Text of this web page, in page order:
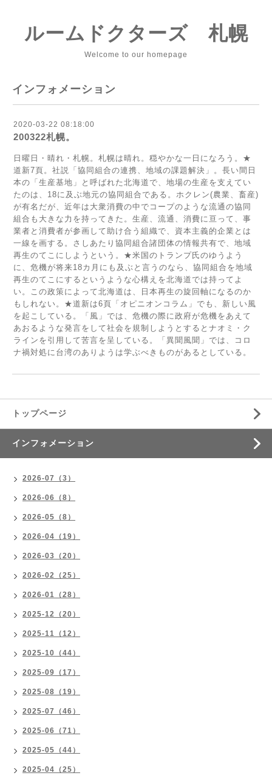
ルームドクターズ 札幌
Welcome to our homepage
インフォメーション
2020-03-22 08:18:00
200322札幌。
日曜日・晴れ・札幌。札幌は晴れ。穏やかな一日になろう。★
道新7頁。社説「協同組合の連携、地域の課題解決」。長い間日
本の「生産基地」と呼ばれた北海道で、地場の生産を支えてい
たのは、18に及ぶ地元の協同組合である。ホクレン(農業、畜産)
が有名だが、近年は大衆消費の中でコープのような流通の協同
組合も大きな力を持ってきた。生産、流通、消費に亘って、事
業者と消費者が参画して助け合う組織で、資本主義的企業とは
一線を画する。さしあたり協同組合諸団体の情報共有で、地域
再生のてこにしようという。★米国のトランプ氏のゆうよう
に、危機が将来18カ月にも及ぶと言うのなら、協同組合を地域
再生のてこにするというような心構えを北海道では持ってよ
い。この政策によって北海道は、日本再生の旋回軸になるのか
もしれない。★道新は6頁「オピニオンコラム」でも、新しい風
を起こしている。「風」では、危機の際に政府が危機をあえて
あおるような発言をして社会を規制しようとするとナオミ・ク
ラインを引用して苦言を呈している。「異聞風聞」では、コロ
ナ禍対処に台湾のありようは学ぶべきものがあるとしている。
トップページ
インフォメーション
2026-07（3）
2026-06（8）
2026-05（8）
2026-04（19）
2026-03（20）
2026-02（25）
2026-01（28）
2025-12（20）
2025-11（12）
2025-10（44）
2025-09（17）
2025-08（19）
2025-07（46）
2025-06（71）
2025-05（44）
2025-04（25）